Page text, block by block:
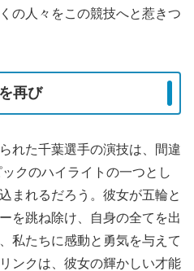
の人々をこの競技へと惹きつ
再び
れた千葉選手の演技は、間違
クのハイライトの一つとし
まれるだろう。彼女が五輪と
を跳ね除け、自身の全てを出
私たちに感動と勇気を与えて
ンクは、彼女の輝かしい才能